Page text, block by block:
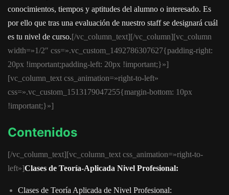
conocimientos, tiempos y aptitudes del alumno o interesado. Es
por ello que tras una evaluación de nuestro staff se designará cuál
es tu nivel de curso.[/vc_column_text][/vc_column][vc_column
width=»1/2″ css=».vc_custom_1492786307627{padding-right:
20px !important;padding-left: 20px !important;}»]
[vc_column_text css_animation=»right-to-left»
css=».vc_custom_1513179047255{margin-bottom: 10px
!important;}»]
Contenidos
[/vc_column_text][vc_column_text css_animation=»right-to-
left»]Clases de Teoría-Aplicada Nivel Profesional:
Clases de Teoría Aplicada de Nivel Profesional: